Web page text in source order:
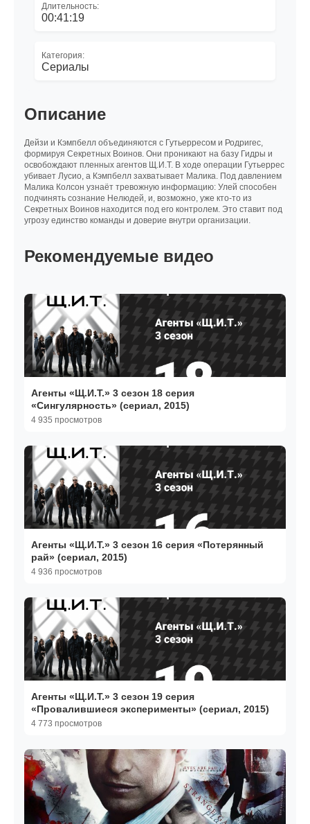
Длительность:
00:41:19
Категория:
Сериалы
Описание
Дейзи и Кэмпбелл объединяются с Гутьерресом и Родригес,
формируя Секретных Воинов. Они проникают на базу Гидры и
освобождают пленных агентов Щ.И.Т. В ходе операции Гутьеррес
убивает Лусио, а Кэмпбелл захватывает Малика. Под давлением
Малика Колсон узнаёт тревожную информацию: Улей способен
подчинять сознание Нелюдей, и, возможно, уже кто-то из
Секретных Воинов находится под его контролем. Это ставит под
угрозу единство команды и доверие внутри организации.
Рекомендуемые видео
Агенты «Щ.И.Т.» 3 сезон 18 серия
«Сингулярность» (сериал, 2015)
4 935 просмотров
Агенты «Щ.И.Т.» 3 сезон 16 серия «Потерянный
рай» (сериал, 2015)
4 936 просмотров
Агенты «Щ.И.Т.» 3 сезон 19 серия
«Провалившиеся эксперименты» (сериал, 2015)
4 773 просмотров